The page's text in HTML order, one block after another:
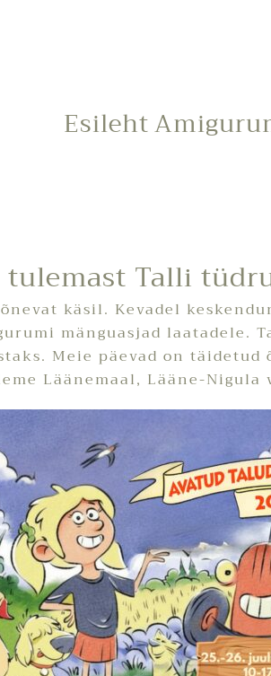
Esileht
tulemast Talli
käsil. Kevadel
mänguasjad laatadele.
Meie päevad on
Läänemaal, Lääne-Nigula